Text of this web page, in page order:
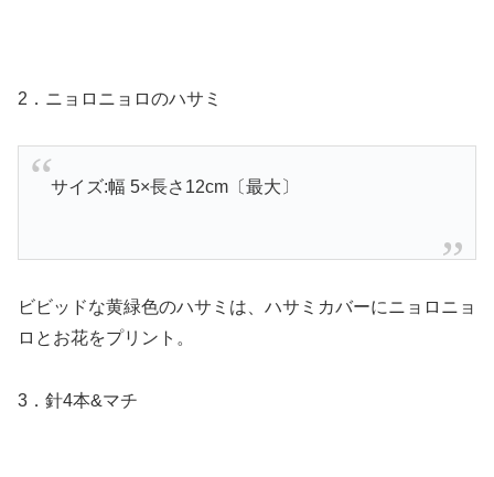
2．ニョロニョロのハサミ
サイズ:幅 5×長さ12cm〔最大〕
ビビッドな黄緑色のハサミは、ハサミカバーにニョロニョ
ロとお花をプリント。
3．針4本&マチ